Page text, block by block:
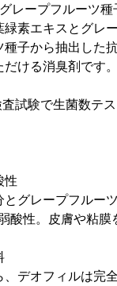
レープフルーツ種
緑素エキスとグレ
子から抽出した
ける消臭剤です。
試験で生菌数テス
性
グレープフルー
酸性。皮膚や粘膜
デオフィルは完